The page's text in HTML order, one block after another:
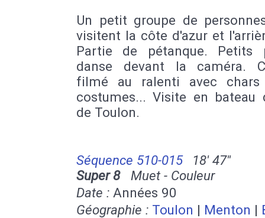
Un petit groupe de
visitent la côte d'azur et
Partie de pétanque. Petits
danse devant la caméra.
filmé au ralenti avec chars
costumes... Visite en bateau
de Toulon.
Séquence 510-015
18' 47''
Super 8Muet - Couleur
Date : Années 90
Géographie : Toulon | Menton |